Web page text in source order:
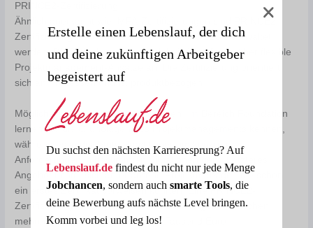
PRINCE2-Zertifizierung
Ähnlich anerkannt wie IMPA-Zertifizierungen sind PRINCE2-
Zertifizierungen, die vom Unternehmen AXELOS verwaltet
werden. Die Teilnehmer eignen dabei sich Wissen über flexible
Projektmanagement-Ansätze an. Die Zertifizierung orientiert
sich an Prozessen und ist produktbezogen.
Möglich sind zwei Qualifikationsstufen: Im Bereich Foundation
lernen Sie die Grundlagen des Projektmanagements kennen,
während es in der Stufe Practitioner um konkrete
Anforderungen in bestimmten Situationen geht. Letzteres
Angebot richtet sich an erfahrene Projektmanager, die schon
ein erstes Zertifikat vorweisen können. Eine PRINCE2-
Zertifizierung kostet je nach konkretem Angebot zwischen
mehreren Hundert und mehreren Tausend Euro.
Erstelle einen Lebenslauf, der dich
und deine zukünftigen Arbeitgeber
begeistert auf
Du suchst den nächsten Karrieresprung? Auf
Lebenslauf.defindest du nicht nur jede Menge
Jobchancen, sondern auch smarte Tools, die
deine Bewerbung aufs nächste Level bringen.
Komm vorbei und leg los!